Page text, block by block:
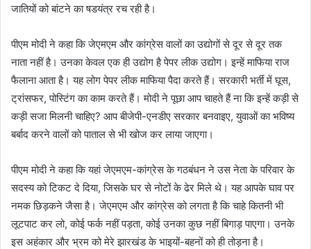
जातियों को बांटने का षडयंत्र रच रही है।
पीएम मोदी ने कहा कि जेएमएम और कांग्रेस वालों का उद्योगों से दूर से दूर तक
नाता नहीं है। उनका केवल एक ही उद्योग है पेपर लीक उद्योग। इन्हें माफिया राज
फैलाना आता है। यह लोग पेपर लीक माफिया पैदा करते हैं। सरकारी भर्ती में घूस,
ट्रांसफर, पोस्टिंग का काम करते हैं। मोदी ने पूछा आप चाहते हैं ना कि इन्हें कड़ी से
कड़ी सजा मिलनी चाहिए? आप बीजेपी-एनडीए सरकार बनवाइए, युवाओं का भविष्य
बर्बाद करने वालों को पाताल से भी खोज कर लाया जाएगा।
पीएम मोदी ने कहा कि यहां जेएमएम-कांग्रेस के गठबंधन ने उस नेता के परिवार के
सदस्य को टिकट दे दिया, जिसके घर से नोटों के ढेर मिले थे। यह आपके घाव पर
नमक छिड़कने जैसा है। जेएमएम और कांग्रेस को लगता है कि चाहे कितनी भी
लूटपाट कर लो, कोई फर्क नहीं पड़ता, कोई उनका कुछ नहीं बिगाड़ पाएगा। उनके
इस अहंकार और भ्रम को मेरे झारखंड के भाइयों-बहनों को ही तोड़ना है।